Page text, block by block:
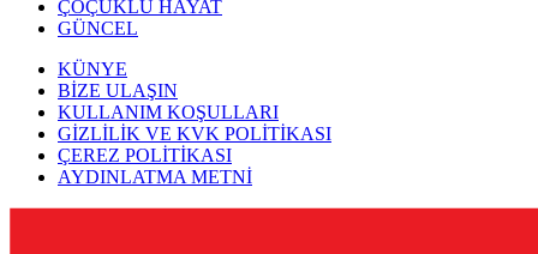
ÇOÇUKLU HAYAT
GÜNCEL
KÜNYE
BİZE ULAŞIN
KULLANIM KOŞULLARI
GİZLİLİK VE KVK POLİTİKASI
ÇEREZ POLİTİKASI
AYDINLATMA METNİ